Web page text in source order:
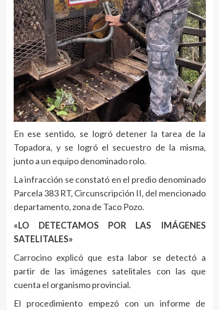
En ese sentido, se logró detener la tarea de la
Topadora, y se logró el secuestro de la misma,
junto a un equipo denominado rolo.
La infracción se constató en el predio denominado
Parcela 383 RT, Circunscripción II, del mencionado
departamento, zona de Taco Pozo.
«LO DETECTAMOS POR LAS IMÁGENES
SATELITALES»
Carrocino explicó que esta labor se detectó a
partir de las imágenes satelitales con las que
cuenta el organismo provincial.
El procedimiento empezó con un informe de